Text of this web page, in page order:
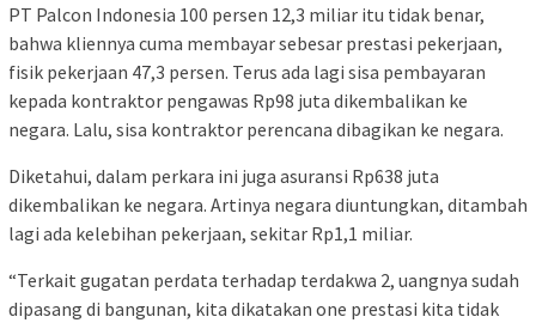
PT Palcon Indonesia 100 persen 12,3 miliar itu tidak benar,
bahwa kliennya cuma membayar sebesar prestasi pekerjaan,
fisik pekerjaan 47,3 persen. Terus ada lagi sisa pembayaran
kepada kontraktor pengawas Rp98 juta dikembalikan ke
negara. Lalu, sisa kontraktor perencana dibagikan ke negara.
Diketahui, dalam perkara ini juga asuransi Rp638 juta
dikembalikan ke negara. Artinya negara diuntungkan, ditambah
lagi ada kelebihan pekerjaan, sekitar Rp1,1 miliar.
“Terkait gugatan perdata terhadap terdakwa 2, uangnya sudah
dipasang di bangunan, kita dikatakan one prestasi kita tidak